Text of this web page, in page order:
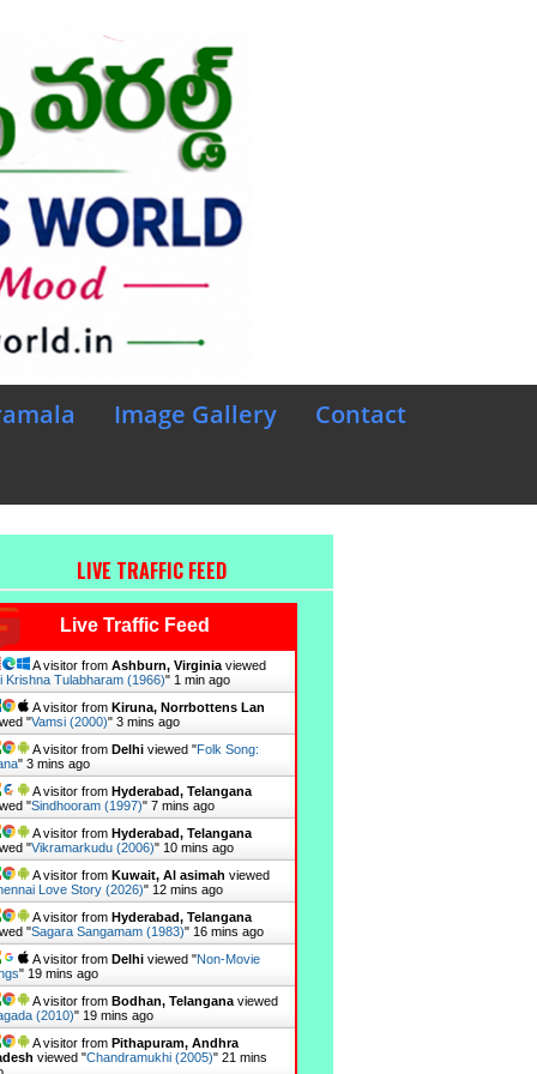
Image Gallery
Contact
LIVE TRAFFIC FEED
Live Traffic Feed
A visitor from Ashburn, Virginiaviewed
Krishna Tulabharam (1966)" 1 min ago
A visitor from Kiruna, Norrbottens Lan
"Vamsi (2000)" 3 mins ago
A visitor from Delhiviewed "Folk Song:
" 3 mins ago
A visitor from Hyderabad, Telangana
"Sindhooram (1997)" 7 mins ago
A visitor from Hyderabad, Telangana
"Vikramarkudu (2006)" 10 mins ago
A visitor from Kuwait, Al asimah viewed
Love Story (2026)" 12 mins ago
A visitor from Hyderabad, Telangana
"Sagara Sangamam (1983)" 16 mins ago
A visitor from Delhiviewed "Non-Movie
" 19 mins ago
A visitor from Bodhan, Telanganaviewed
(2010)" 19 mins ago
A visitor from Pithapuram, Andhra
viewed "Chandramukhi (2005)" 21 mins